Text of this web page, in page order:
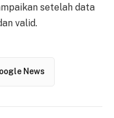
setelah data
valid.
News